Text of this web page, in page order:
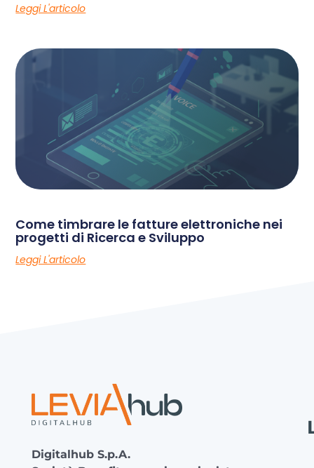
Leggi L'articolo
Come timbrare le fatture elettroniche nei
progetti di Ricerca e Sviluppo
Leggi L'articolo
Digitalhub S.p.A.